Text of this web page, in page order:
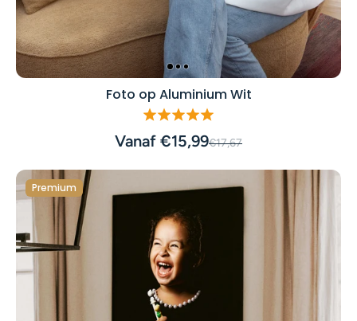
Foto op Aluminium Wit
Vanaf €15,99€17,67
Premium